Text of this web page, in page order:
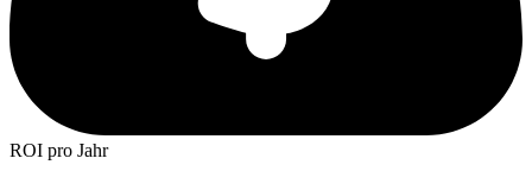
ROI pro Jahr